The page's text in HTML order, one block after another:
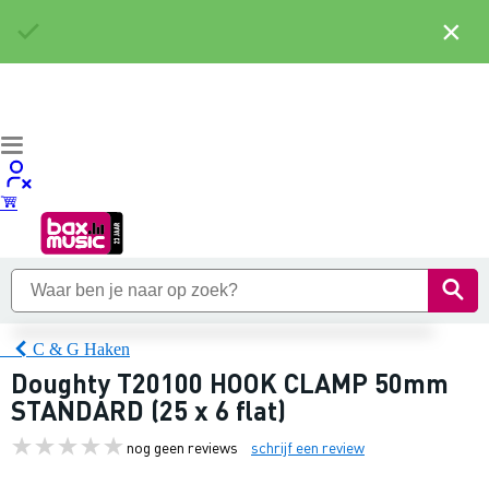
C & G Haken
Doughty T20100 HOOK CLAMP 50mm
STANDARD (25 x 6 flat)
nog geen reviews schrijf een review
×